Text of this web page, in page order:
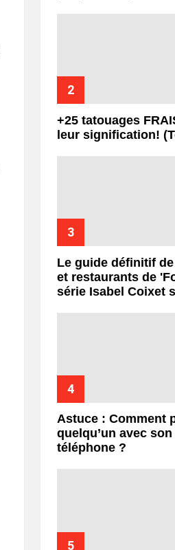
+25 tatouages
leur signification!
Le guide définitif
et restaurants de
série Isabel Coixet
Astuce : Comment
quelqu’un avec
téléphone ?